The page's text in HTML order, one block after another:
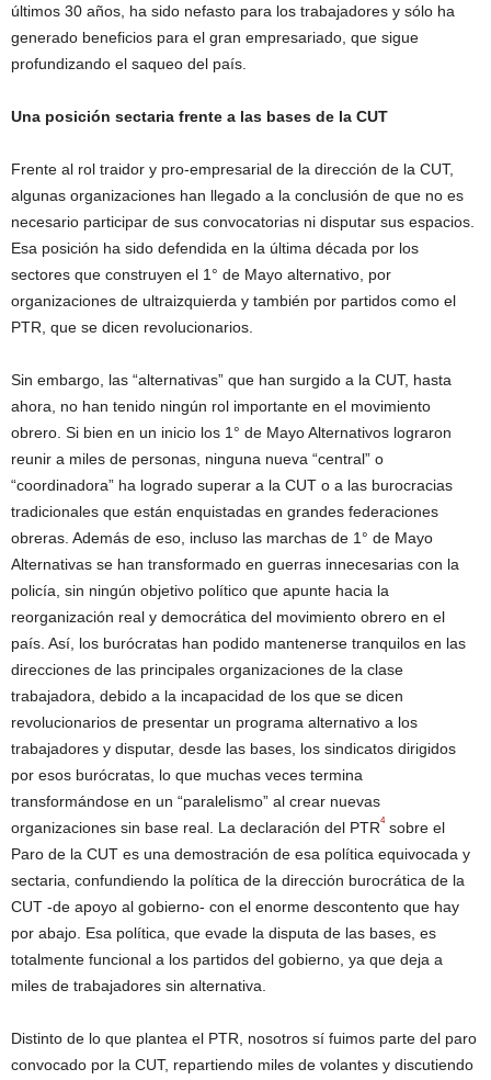
últimos 30 años, ha sido nefasto para los trabajadores y sólo ha
generado beneficios para el gran empresariado, que sigue
profundizando el saqueo del país.
Una posición sectaria frente a las bases de la CUT
Frente al rol traidor y pro-empresarial de la dirección de la CUT,
algunas organizaciones han llegado a la conclusión de que no es
necesario participar de sus convocatorias ni disputar sus espacios.
Esa posición ha sido defendida en la última década por los
sectores que construyen el 1° de Mayo alternativo, por
organizaciones de ultraizquierda y también por partidos como el
PTR, que se dicen revolucionarios.
Sin embargo, las “alternativas” que han surgido a la CUT, hasta
ahora, no han tenido ningún rol importante en el movimiento
obrero. Si bien en un inicio los 1° de Mayo Alternativos lograron
reunir a miles de personas, ninguna nueva “central” o
“coordinadora” ha logrado superar a la CUT o a las burocracias
tradicionales que están enquistadas en grandes federaciones
obreras. Además de eso, incluso las marchas de 1° de Mayo
Alternativas se han transformado en guerras innecesarias con la
policía, sin ningún objetivo político que apunte hacia la
reorganización real y democrática del movimiento obrero en el
país. Así, los burócratas han podido mantenerse tranquilos en las
direcciones de las principales organizaciones de la clase
trabajadora, debido a la incapacidad de los que se dicen
revolucionarios de presentar un programa alternativo a los
trabajadores y disputar, desde las bases, los sindicatos dirigidos
por esos burócratas, lo que muchas veces termina
transformándose en un “paralelismo” al crear nuevas
organizaciones sin base real. La declaración del PTR4sobre el
Paro de la CUT es una demostración de esa política equivocada y
sectaria, confundiendo la política de la dirección burocrática de la
CUT -de apoyo al gobierno- con el enorme descontento que hay
por abajo. Esa política, que evade la disputa de las bases, es
totalmente funcional a los partidos del gobierno, ya que deja a
miles de trabajadores sin alternativa.
Distinto de lo que plantea el PTR, nosotros sí fuimos parte del paro
convocado por la CUT, repartiendo miles de volantes y discutiendo